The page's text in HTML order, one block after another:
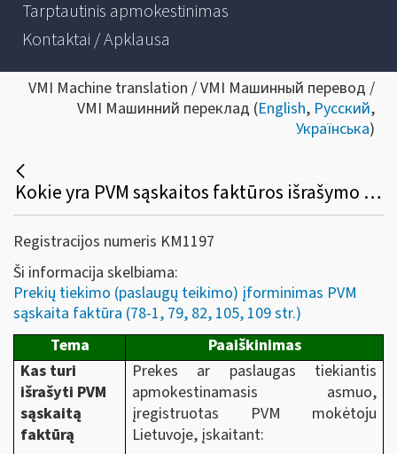
Tarptautinis apmokestinimas
Kontaktai / Apklausa
VMI Machine translation / VMI Машинный перевод /
VMI Машинний переклад (English, Русский,
Українська)
Kokie yra PVM sąskaitos faktūros išrašymo reikalavimai?
Registracijos numeris KM1197
Ši informacija skelbiama:
Prekių tiekimo (paslaugų teikimo) įforminimas PVM
sąskaita faktūra (78-1, 79, 82, 105, 109 str.)
Tema
Paaiškinimas
Kas turi
išrašyti PVM
sąskaitą
faktūrą
Prekes ar paslaugas tiekiantis
apmokestinamasis asmuo,
įregistruotas PVM mokėtoju
Lietuvoje, įskaitant: